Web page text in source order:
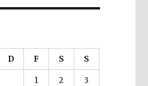
D F S S
1 2 3